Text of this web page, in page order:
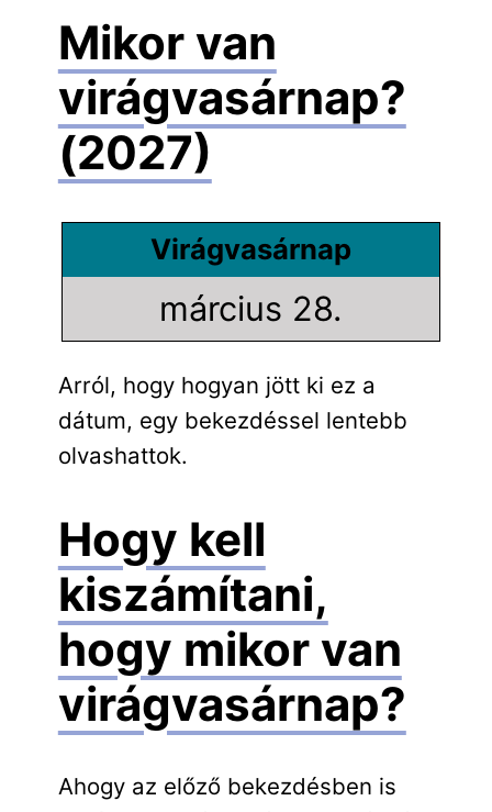
Mikor van
virágvasárnap?
(2027)
Virágvasárnap
március 28.
Arról, hogy hogyan jött ki ez a
dátum, egy bekezdéssel lentebb
olvashattok.
Hogy kell
kiszámítani,
hogy mikor van
virágvasárnap?
Ahogy az előző bekezdésben is